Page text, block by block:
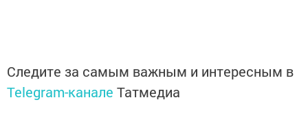
Следите за самым важным и интересным в
Telegram-канале Татмедиа